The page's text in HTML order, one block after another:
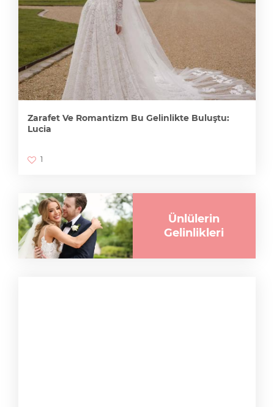
Zarafet Ve Romantizm Bu Gelinlikte Buluştu:
Lucia
1
Ünlülerin
Gelinlikleri